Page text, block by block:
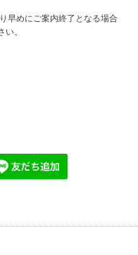
早めにご案内終了となる場合
。